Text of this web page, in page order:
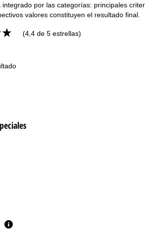
por las categorías: principales
valores constituyen el resultado final.
(4,4 de 5 estrellas)